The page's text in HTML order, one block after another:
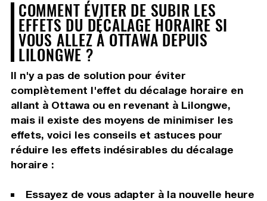
COMMENT ÉVITER DE SUBIR LES
EFFETS DU DÉCALAGE HORAIRE SI
VOUS ALLEZ À OTTAWA DEPUIS
LILONGWE ?
Il n'y a pas de solution pour éviter
complètement l'effet du décalage horaire en
allant à Ottawa ou en revenant à Lilongwe,
mais il existe des moyens de minimiser les
effets, voici les conseils et astuces pour
réduire les effets indésirables du décalage
horaire :
Essayez de vous adapter à la nouvelle heure